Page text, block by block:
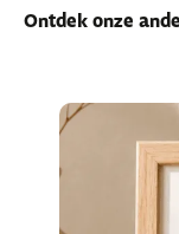
Ontdek onze